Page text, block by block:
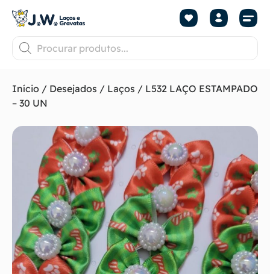
Início / Desejados / Laços / L532 LAÇO ESTAMPADO
– 30 UN